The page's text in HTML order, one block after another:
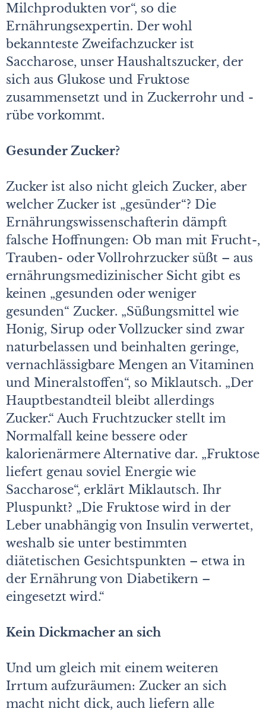
Milchprodukten vor“, so die
Ernährungsexpertin. Der wohl
bekannteste Zweifachzucker ist
Saccharose, unser Haushaltszucker, der
sich aus Glukose und Fruktose
zusammensetzt und in Zuckerrohr und -
rübe vorkommt.
Gesunder Zucker?
Zucker ist also nicht gleich Zucker, aber
welcher Zucker ist „gesünder“? Die
Ernährungswissenschafterin dämpft
falsche Hoffnungen: Ob man mit Frucht-,
Trauben- oder Vollrohrzucker süßt – aus
ernährungsmedizinischer Sicht gibt es
keinen „gesunden oder weniger
gesunden“ Zucker. „Süßungsmittel wie
Honig, Sirup oder Vollzucker sind zwar
naturbelassen und beinhalten geringe,
vernachlässigbare Mengen an Vitaminen
und Mineralstoffen“, so Miklautsch. „Der
Hauptbestandteil bleibt allerdings
Zucker.“ Auch Fruchtzucker stellt im
Normalfall keine bessere oder
kalorienärmere Alternative dar. „Fruktose
liefert genau soviel Energie wie
Saccharose“, erklärt Miklautsch. Ihr
Pluspunkt? „Die Fruktose wird in der
Leber unabhängig von Insulin verwertet,
weshalb sie unter bestimmten
diätetischen Gesichtspunkten – etwa in
der Ernährung von Diabetikern –
eingesetzt wird.“
Kein Dickmacher an sich
Und um gleich mit einem weiteren
Irrtum aufzuräumen: Zucker an sich
macht nicht dick, auch liefern alle